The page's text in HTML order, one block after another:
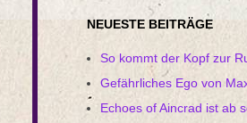
NEUESTE BEITRÄGE
So kommt der Kopf zur
Gefährliches Ego von
Echoes of Aincrad ist ab